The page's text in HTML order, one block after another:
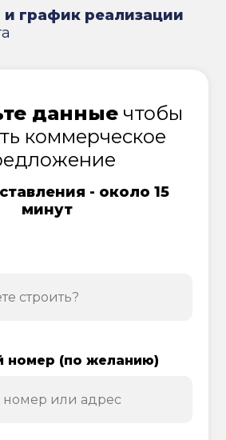
и график реализации
данныечтобы
коммерческое
- около 15
минут
номер (по желанию)